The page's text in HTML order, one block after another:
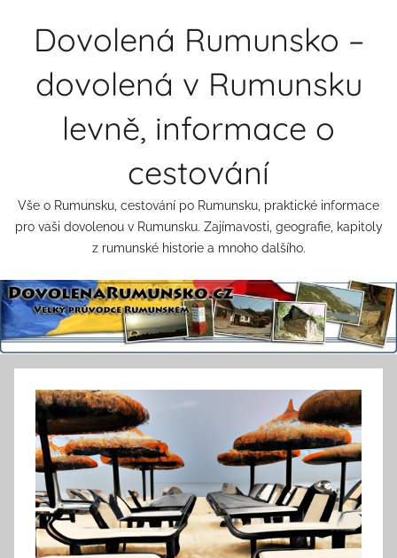
Dovolená Rumunsko –
dovolená v Rumunsku
levně, informace o
cestování
Vše o Rumunsku, cestování po Rumunsku, praktické informace
pro vaši dovolenou v Rumunsku. Zajímavosti, geografie, kapitoly
z rumunské historie a mnoho dalšího.